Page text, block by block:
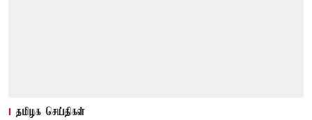
தமிழக செய்திகள்